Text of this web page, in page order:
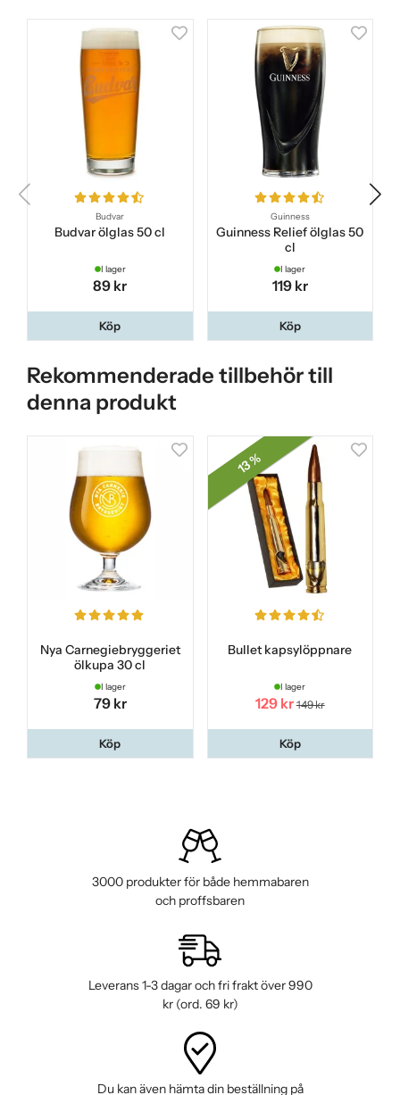
Budvar
Budvar ölglas 50 cl
I lager
89 kr
Köp
Guinness
Guinness Relief ölglas 50
cl
I lager
119 kr
Köp
Rekommenderade tillbehör till
denna produkt
Nya Carnegiebryggeriet
ölkupa 30 cl
I lager
79 kr
Köp
13 %
Bullet kapsylöppnare
I lager
129 kr 149 kr
Köp
3000 produkter för både hemmabaren
och proffsbaren
Leverans 1-3 dagar och fri frakt över 990
kr (ord. 69 kr)
Du kan även hämta din beställning på